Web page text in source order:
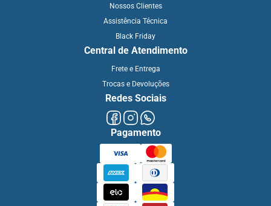
Nossos Clientes
Assistência Técnica
Black Friday
Central de Atendimento
Frete e Entrega
Trocas e Devoluções
Redes Sociais
Pagamento